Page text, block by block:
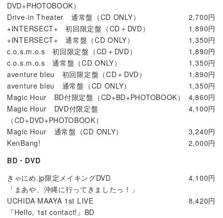
DVD+PHOTOBOOK）
Drive-in Theater 通常盤（CD ONLY）
2,700円
+INTERSECT+ 初回限定盤（CD＋DVD）
1,890円
+INTERSECT+ 通常盤（CD ONLY）
1,350円
c.o.s.m.o.s 初回限定盤（CD＋DVD）
1,890円
c.o.s.m.o.s 通常盤（CD ONLY）
1,350円
aventure bleu 初回限定盤（CD＋DVD）
1,890円
aventure bleu 通常盤（CD ONLY）
1,350円
Magic Hour BD付限定盤（CD+BD+PHOTOBOOK）
4,860円
Magic Hour DVD付限定盤
（CD+DVD+PHOTOBOOK）
4,100円
Magic Hour 通常盤（CD ONLY）
3,240円
KenBang!
2,000円
BD・DVD
きゃにめ.jp限定メイキングDVD
「まあや、沖縄に行ってきましたっ！」
4,100円
UCHIDA MAAYA 1st LIVE
『Hello, 1st contact!』BD
8,420円